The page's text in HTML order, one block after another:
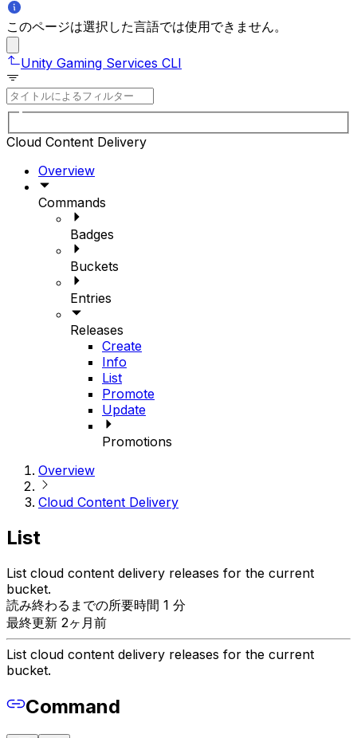
このページは選択した言語では使用できません。
Unity Gaming Services CLI
Cloud Content Delivery
Overview
Commands
Badges
Buckets
Entries
Releases
Create
Info
List
Promote
Update
Promotions
Overview
Cloud Content Delivery
List
List cloud content delivery releases for the current
bucket.
読み終わるまでの所要時間 1 分
最終更新 2ヶ月前
List cloud content delivery releases for the current
bucket.
Command